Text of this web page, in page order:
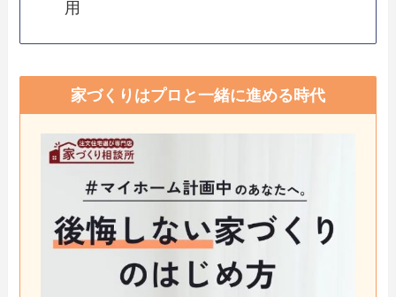
用
家づくりはプロと一緒に進める時代